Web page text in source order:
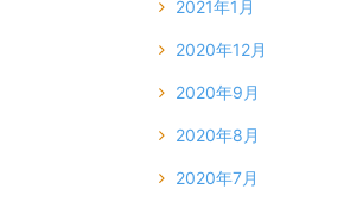
2021年1月
2020年12月
2020年9月
2020年8月
2020年7月